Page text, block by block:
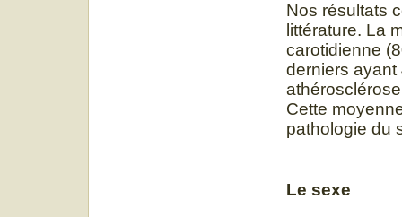
Nos résultats
littérature. La
carotidienne
derniers ayant
Cette
pathologie du
Le sexe